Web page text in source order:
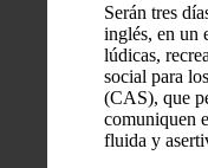
Serán tres
inglés, en un
lúdicas,
social para
(CAS), que
comuniquen
fluida y